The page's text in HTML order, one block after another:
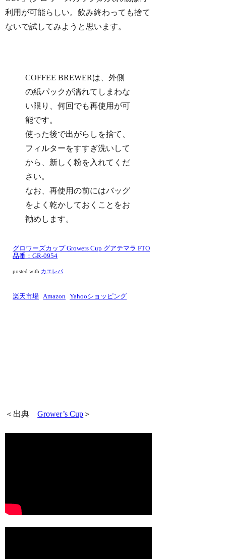
利用が可能らしい。飲み終わっても捨て
ないで試してみようと思います。
COFFEE BREWERは、外側
の紙パックが濡れてしまわな
い限り、何回でも再使用が可
能です。
使った後で出がらしを捨て、
フィルターをすすぎ洗いして
から、新しく粉を入れてくだ
さい。
なお、再使用の前にはバッグ
をよく乾かしておくことをお
勧めします。
グロワーズカップ Growers Cup グアテマラ FTO
品番：GR-0954
posted with カエレバ
楽天市場 Amazon Yahooショッピング
＜出典Grower’s Cup ＞